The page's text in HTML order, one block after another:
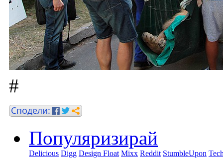
#
Популяризирай
Delicious Digg Design Float Mixx Reddit StumbleUpon